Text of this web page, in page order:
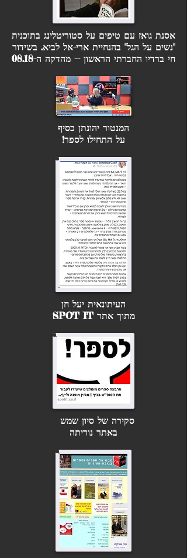
אסנת גואז עם טיפים על סטוריטלינג בתוכנית
"נשים על הגל" בהנחיית ארי-אל לביא. בשידור
חי ברדיו החברתי הראשון -- מהדקה ה-08.18
המנטור יהונתן כסיף
על התחילו לספר!
העיתונאית יעל חן
מתוך אתר SPOT IT
סקירה של סיון שמש
באתר נוריתה